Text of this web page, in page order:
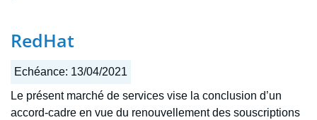
RedHat
Echéance: 13/04/2021
Le présent marché de services vise la conclusion d’un
accord-cadre en vue du renouvellement des souscriptions